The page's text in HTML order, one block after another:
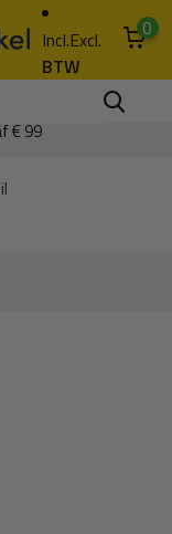
Incl.Excl.
BTW
0
€ 99